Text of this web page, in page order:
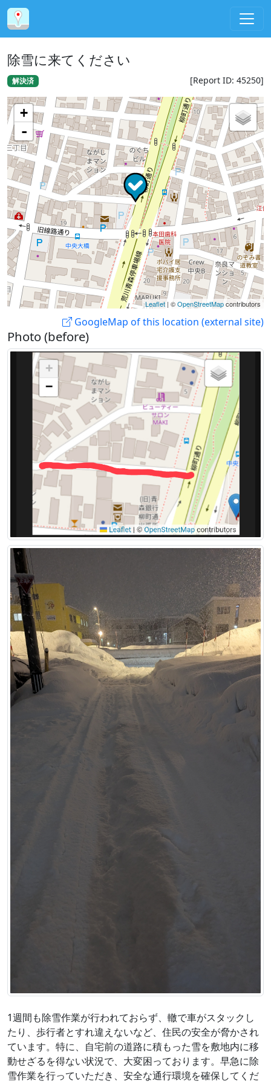
除雪に来てください
解決済 [Report ID: 45250]
+
-
Leaflet | ©OpenStreetMapcontributors
GoogleMap of this location (external site)
Photo (before)
1週間も除雪作業が行われておらず、轍で車がスタックし
たり、歩行者とすれ違えないなど、住民の安全が脅かされ
ています。特に、自宅前の道路に積もった雪を敷地内に移
動せざるを得ない状況で、大変困っております。早急に除
雪作業を行っていただき、安全な通行環境を確保してくだ